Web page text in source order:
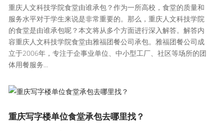
重庆人文科技学院食堂由谁承包？作为一所高校，食堂的质量和
服务水平对于学生来说是非常重要的。那么，重庆人文科技学院
的食堂是由谁承包呢？本文将从多个方面进行深入解答。解答内
容重庆人文科技学院食堂由雅福团餐公司承包。雅福团餐公司成
立于2006年，专注于企事业单位、中小型工厂、社区等场所的团
体用餐服务...
重庆写字楼单位食堂承包去哪里找？